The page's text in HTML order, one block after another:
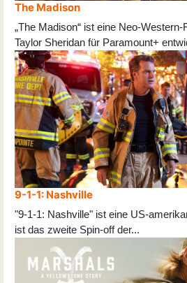
The Madison
„The Madison“ ist eine Neo-
Taylor Sheridan für Paramount+
9-1-1: Nashville
"9-1-1: Nashville" ist eine US-
ist das zweite Spin-off der...